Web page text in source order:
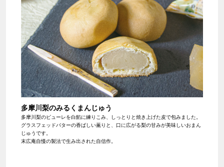
多摩川梨のみるくまんじゅう
多摩川梨のピューレを白餡に練りこみ、しっとりと焼き上げた皮で包みました。
グラスフェッドバターの香ばしい薫りと、口に広がる梨の甘みが美味しいおまん
じゅうです。
末広庵自慢の製法で生み出された自信作。